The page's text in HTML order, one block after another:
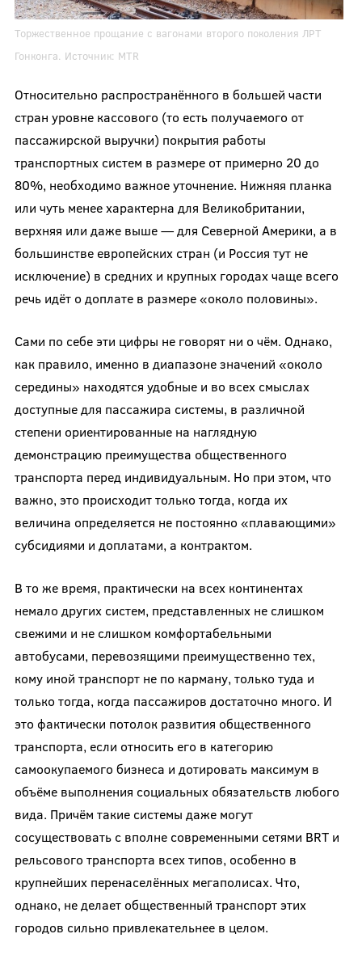
Торжественное прощание с вагонами второго поколения ЛРТ
Гонконга. Источник: MTR
Относительно распространённого в большей части
стран уровне кассового (то есть получаемого от
пассажирской выручки) покрытия работы
транспортных систем в размере от примерно 20 до
80%, необходимо важное уточнение. Нижняя планка
или чуть менее характерна для Великобритании,
верхняя или даже выше — для Северной Америки, а в
большинстве европейских стран (и Россия тут не
исключение) в средних и крупных городах чаще всего
речь идёт о доплате в размере «около половины».
Сами по себе эти цифры не говорят ни о чём. Однако,
как правило, именно в диапазоне значений «около
середины» находятся удобные и во всех смыслах
доступные для пассажира системы, в различной
степени ориентированные на наглядную
демонстрацию преимущества общественного
транспорта перед индивидуальным. Но при этом, что
важно, это происходит только тогда, когда их
величина определяется не постоянно «плавающими»
субсидиями и доплатами, а контрактом.
В то же время, практически на всех континентах
немало других систем, представленных не слишком
свежими и не слишком комфортабельными
автобусами, перевозящими преимущественно тех,
кому иной транспорт не по карману, только туда и
только тогда, когда пассажиров достаточно много. И
это фактически потолок развития общественного
транспорта, если относить его в категорию
самоокупаемого бизнеса и дотировать максимум в
объёме выполнения социальных обязательств любого
вида. Причём такие системы даже могут
сосуществовать с вполне современными сетями BRT и
рельсового транспорта всех типов, особенно в
крупнейших перенаселённых мегаполисах. Что,
однако, не делает общественный транспорт этих
городов сильно привлекательнее в целом.